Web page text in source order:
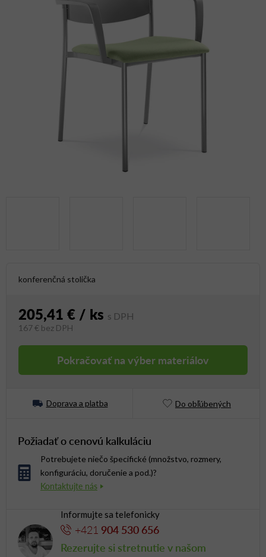
konferenčná stolička
205,41 € / ks
167 € bez DPH
Pokračovať na výber materiálov
Doprava a platba Do obľúbených
Požiadať o cenovú kalkuláciu
Potrebujete niečo špecifické (množstvo, rozmery,
konfiguráciu, doručenie a pod.)?
Informujte sa telefonicky
+421 904 530 656
Rezerujte si stretnutie v našom